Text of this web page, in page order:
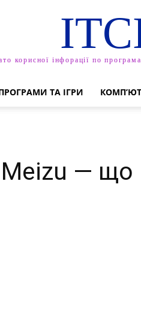
корисної інфорації по
ТА ІГРИ
Meizu — що